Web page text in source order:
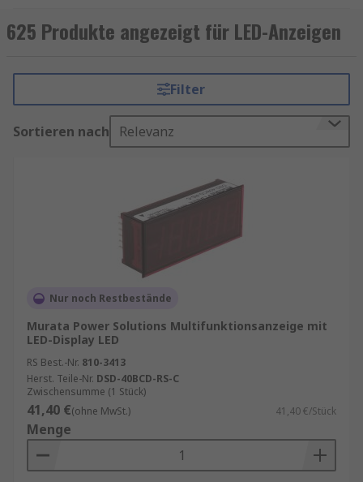
geworden. Diese innovativen Displays bieten
nicht nur atemberaubende visuelle Erfahrungen,
Marketinginstrumente. Die Welt ist von visuellen
Reizen geprägt, dadurch haben LED Displays
einen festen Platz erobert. Ihre beeindruckende
visuelle Qualität, Flexibilität, Energieeffizienz
einem unverzichtbaren Instrument für
Unternehmen, die in der Werbewelt
herausstechen wollen. Investieren Sie in die
Zukunft der visuellen Kommunikation –
investieren Sie in LED Displays von RS.
Vorteile von LED Displays
Hochauflösende Brillanz: Visuelle Exzellenz in
Echtzeit:LED Displays zeichnen sich durch ihre
bemerkenswerte Bildqualität aus. Die
Technologie ermöglicht eine hohe Auflösung und
lebendige Farben, die Inhalte in einer bisher
unerreichten Klarheit präsentieren. Egal ob im
Innen- oder Außenbereich – diese Displays
bieten eine visuelle Brillanz, die die
625 Produkte angezeigt für LED-Anzeigen
Filter
Sortieren nach Relevanz
Nur noch Restbestände
Murata Power Solutions Multifunktionsanzeige mit
LED-Display LED
RS Best.-Nr. 810-3413
Herst. Teile-Nr. DSD-40BCD-RS-C
Zwischensumme (1 Stück)
41,40 €(ohne MwSt.) 41,40 €/Stück
Menge